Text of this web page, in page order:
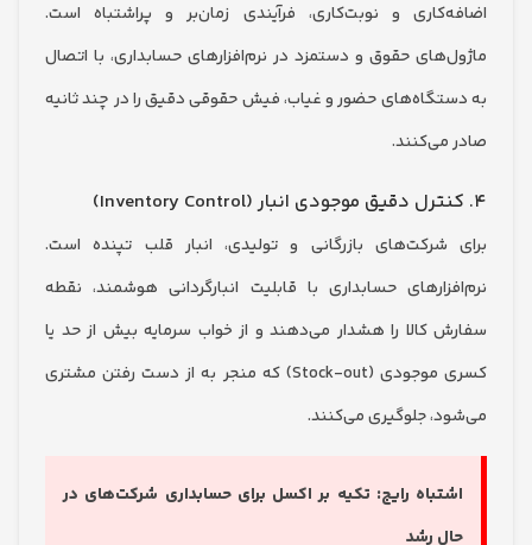
و نوبت‌کاری، فرآیندی زمان‌بر و پراشتباه است.
حقوق و دستمزد در نرم‌افزارهای حسابداری، با اتصال
حضور و غیاب، فیش حقوقی دقیق را در چند ثانیه
شرکت‌های بازرگانی و تولیدی، انبار قلب تپنده است.
حسابداری با قابلیت انبارگردانی هوشمند، نقطه
کالا را هشدار می‌دهند و از خواب سرمایه بیش از حد یا
کسری موجودی (Stock-out) که منجر به از دست رفتن مشتری
جلوگیری می‌کنند.
رایج: تکیه بر اکسل برای حسابداری شرکت‌های در